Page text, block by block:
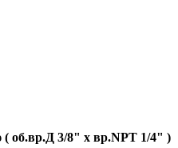
( об.вр.Д 3/8" x вр.NPT 1/4" )